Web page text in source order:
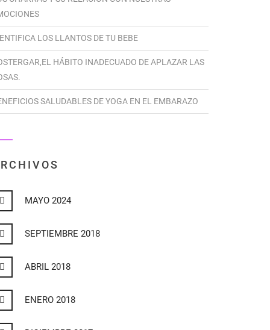
LOS LLANTOS DE TU BEBE
HÁBITO INADECUADO DE APLAZAR LAS
SALUDABLES DE YOGA EN EL EMBARAZO
MAYO 2024
SEPTIEMBRE 2018
ABRIL 2018
ENERO 2018